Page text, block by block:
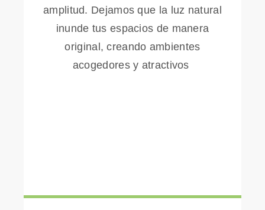
amplitud. Dejamos que la luz natural
inunde tus espacios de manera
original, creando ambientes
acogedores y atractivos